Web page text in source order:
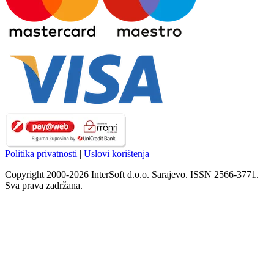
Politika privatnosti
Uslovi korištenja
Copyright 2000-2026 InterSoft d.o.o. Sarajevo. ISSN 2566-3771.
Sva prava zadržana.